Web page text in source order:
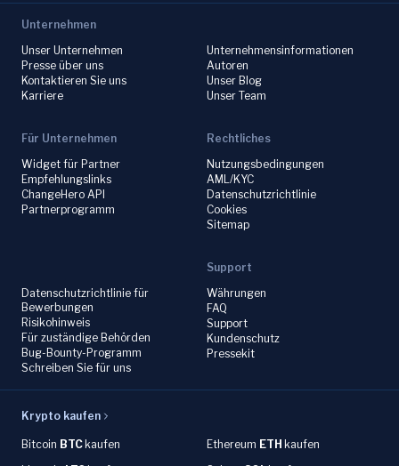
Unternehmen
Unser Unternehmen
Presse über uns
Kontaktieren Sie uns
Karriere
Unternehmensinformationen
Autoren
Unser Blog
Unser Team
Für Unternehmen
Widget für Partner
Empfehlungslinks
ChangeHero API
Partnerprogramm
Rechtliches
Nutzungsbedingungen
AML/KYC
Datenschutzrichtlinie
Cookies
Sitemap
Datenschutzrichtlinie für
Bewerbungen
Risikohinweis
Für zuständige Behörden
Bug-Bounty-Programm
Schreiben Sie für uns
Support
Währungen
FAQ
Support
Kundenschutz
Pressekit
Krypto kaufen
Bitcoin BTC kaufen Ethereum ETH kaufen